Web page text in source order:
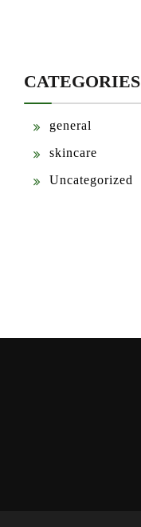
CATEGORIES
general
skincare
Uncategorized